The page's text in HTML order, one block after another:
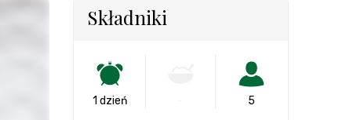
Składniki
1 dzień 5